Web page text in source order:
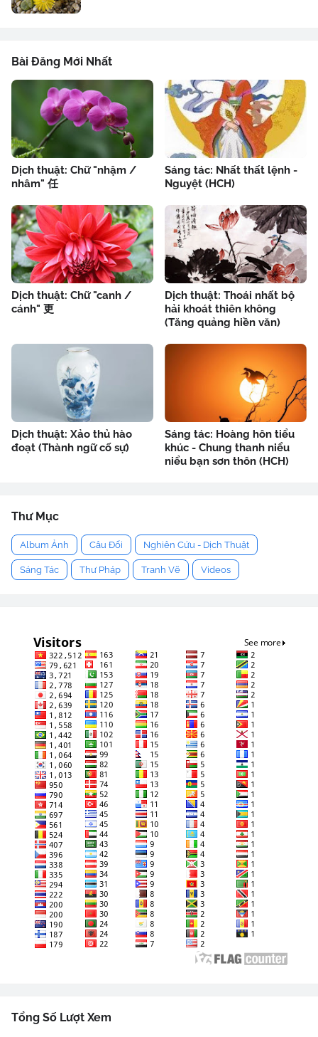
Bài Đăng Mới Nhất
Dịch thuật: Chữ "nhậm /
nhâm" 任
Sáng tác: Nhất thất lệnh -
Nguyệt (HCH)
Dịch thuật: Chữ "canh /
cánh" 更
Dịch thuật: Thoái nhất bộ
hải khoát thiên không
(Tăng quảng hiền văn)
Dịch thuật: Xảo thủ hào
đoạt (Thành ngữ cố sự)
Sáng tác: Hoàng hôn tiểu
khúc - Chung thanh niểu
niểu bạn sơn thôn (HCH)
Thư Mục
Album Ảnh Câu Đối Nghiên Cứu - Dịch Thuật
Sáng Tác Thư Pháp Tranh Vẽ Videos
Tổng Số Lượt Xem